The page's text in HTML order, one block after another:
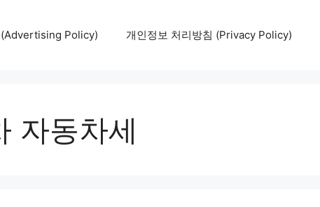
(Advertising Policy) 개인정보 처리방침 (Privacy Policy)
자동차세